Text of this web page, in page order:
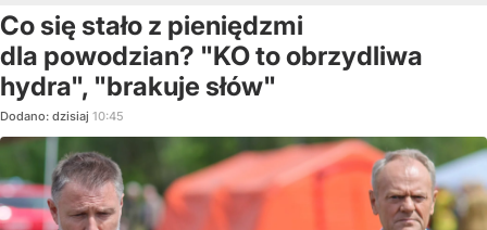
Co się stało z pieniędzmi
dla powodzian? "KO to obrzydliwa
hydra", "brakuje słów"
Dodano: dzisiaj 10:45